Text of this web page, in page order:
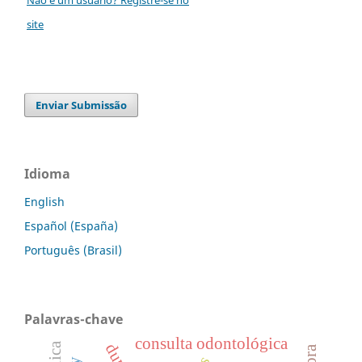
site
Enviar Submissão
Idioma
English
Español (España)
Português (Brasil)
Palavras-chave
consulta odontológica